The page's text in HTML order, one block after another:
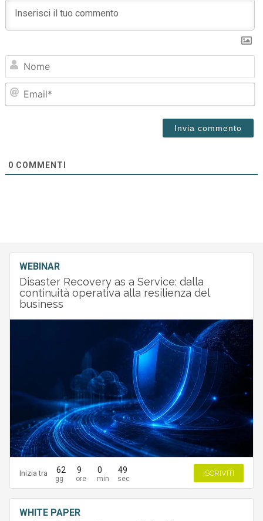
0 COMMENTI
WEBINAR
Disaster Recovery as a Service: dalla
continuità operativa alla resilienza del
business
Inizia tra 62 9 0 48 ISCRIVITI
WHITE PAPER